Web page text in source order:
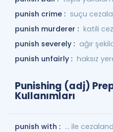
punish crime : suçu
punish murderer : katili
punish severely : ağır
punish unfairly : haksız
Punishing (adj)
Kullanımları
punish with : ... ile